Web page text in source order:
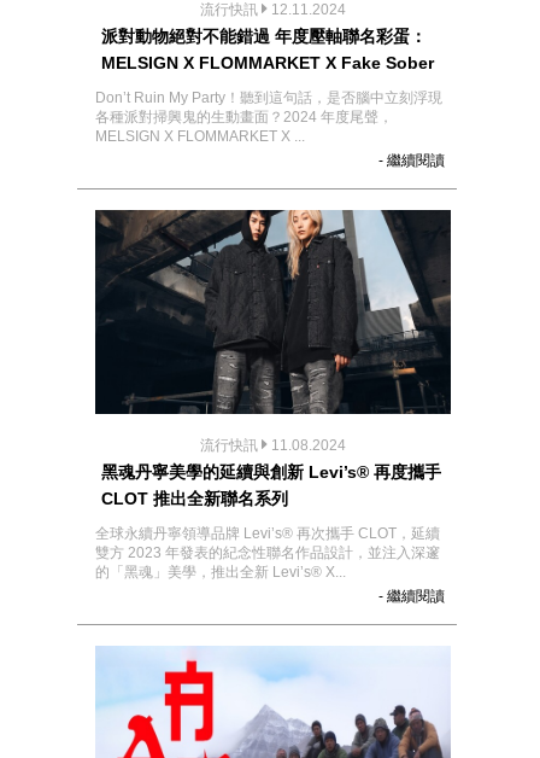
流行快訊 12.11.2024
派對動物絕對不能錯過 年度壓軸聯名彩蛋：
MELSIGN X FLOMMARKET X Fake Sober
Don’t Ruin My Party！聽到這句話，是否腦中立刻浮現
各種派對掃興鬼的生動畫面？2024 年度尾聲，
MELSIGN X FLOMMARKET X ...
- 繼續閱讀
流行快訊 11.08.2024
黑魂丹寧美學的延續與創新 Levi’s® 再度攜手
CLOT 推出全新聯名系列
全球永續丹寧領導品牌 Levi’s® 再次攜手 CLOT，延續
雙方 2023 年發表的紀念性聯名作品設計，並注入深邃
的「黑魂」美學，推出全新 Levi’s® X...
- 繼續閱讀